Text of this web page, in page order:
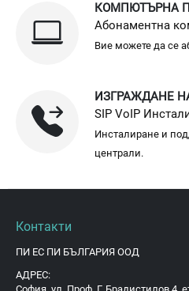
КОМПЮТЪРНА
Абонаментна
Вие можете да се
ИЗГРАЖДАНЕ
SIP VoIP
Инсталиране и
централи.
Контакти
ПИ ЕС ПИ БЪЛГАРИЯ ООД
АДРЕС: